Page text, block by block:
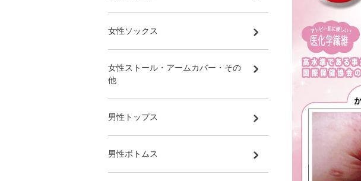
女性ソックス
女性ストール・アームカバー・その
他
男性トップス
男性ボトムス